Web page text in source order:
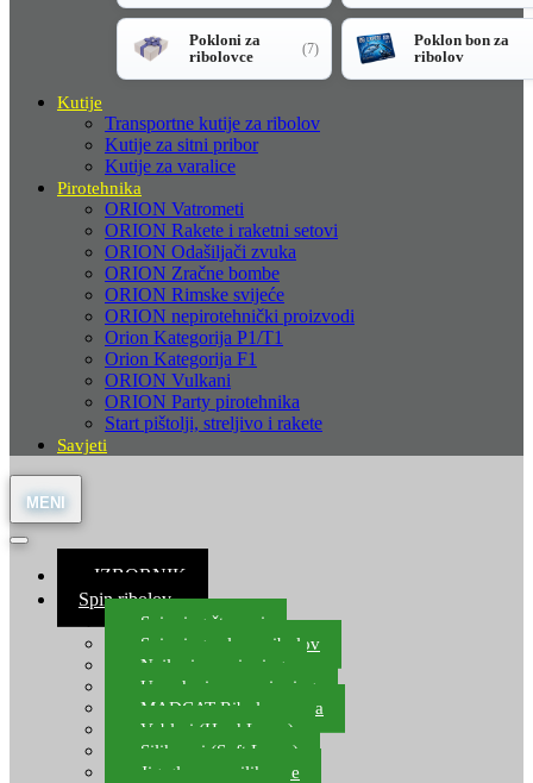
Pokloni za
ribolovce
(7)
Poklon bon za
ribolov
Kutije
Transportne kutije za ribolov
Kutije za sitni pribor
Kutije za varalice
Pirotehnika
ORION Vatrometi
ORION Rakete i raketni setovi
ORION Odašiljači zvuka
ORION Zračne bombe
ORION Rimske svijeće
ORION nepirotehnički proizvodi
Orion Kategorija P1/T1
Orion Kategorija F1
ORION Vulkani
ORION Party pirotehnika
Start pištolji, streljivo i rakete
Savjeti
≡ IZBORNIK
Spin ribolov
Spinning štapovi
Spinning role za ribolov
Najloni za spinning
Upredenice za spinning
MADCAT Ribolov soma
Vobleri (Hard Lures)
Silikonci (Soft Lures)
Jig glave za silikonce